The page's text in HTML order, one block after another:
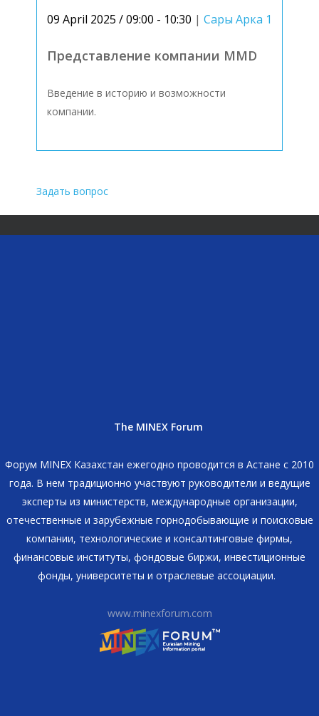
09 April 2025 / 09:00 - 10:30 | Сары Арка 1
Представление компании MMD
Введение в историю и возможности
компании.
Задать вопрос
The MINEX Forum
Форум MINEX Казахстан ежегодно проводится в Астане с 2010
года. В нем традиционно участвуют руководители и ведущие
эксперты из министерств, международные организации,
отечественные и зарубежные горнодобывающие и поисковые
компании, технологические и консалтинговые фирмы,
финансовые институты, фондовые биржи, инвестиционные
фонды, университеты и отраслевые ассоциации.
www.minexforum.com